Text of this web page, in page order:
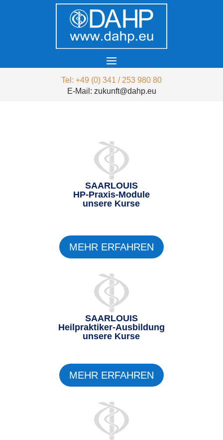
Tel: +49 (0) 341 / 253 980 80
E-Mail: zukunft@dahp.eu
SAARLOUIS
HP-Praxis-Module
unsere Kurse
MEHR ERFAHREN
SAARLOUIS
Heilpraktiker-Ausbildung
unsere Kurse
MEHR ERFAHREN